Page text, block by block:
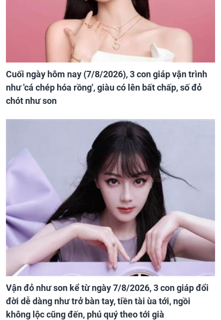
Cuối ngày hôm nay (7/8/2026), 3 con giáp vận trình
như 'cá chép hóa rồng', giàu có lên bất chấp, số đỏ
chót như son
Vận đỏ như son kể từ ngày 7/8/2026, 3 con giáp đổi
đời dễ dàng như trở bàn tay, tiền tài ùa tới, ngồi
không lộc cũng đến, phú quý theo tới già